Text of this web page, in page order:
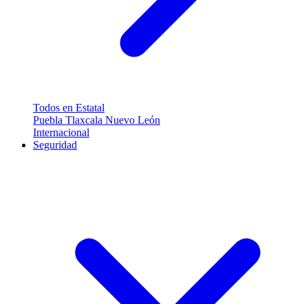
Todos en Estatal
Puebla Tlaxcala Nuevo León
Internacional
Seguridad